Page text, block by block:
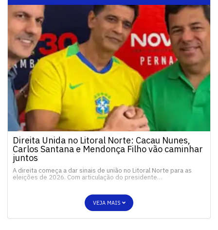
Direita Unida no Litoral Norte: Cacau Nunes,
Carlos Santana e Mendonça Filho vão caminhar
juntos
A direita começa a dar sinais de união no Litoral Norte para as
eleições de 2026. Com articulação do presidente…
VEJA MAIS